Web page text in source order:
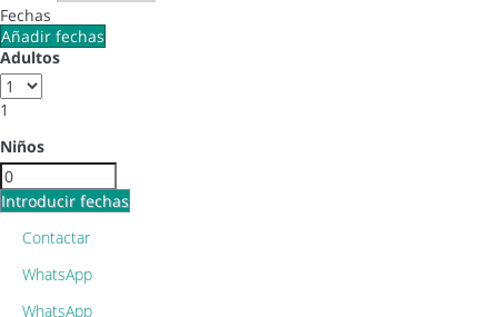
Fechas
Añadir fechas
Adultos
1
Niños
Introducir fechas
Contactar
WhatsApp
WhatsApp